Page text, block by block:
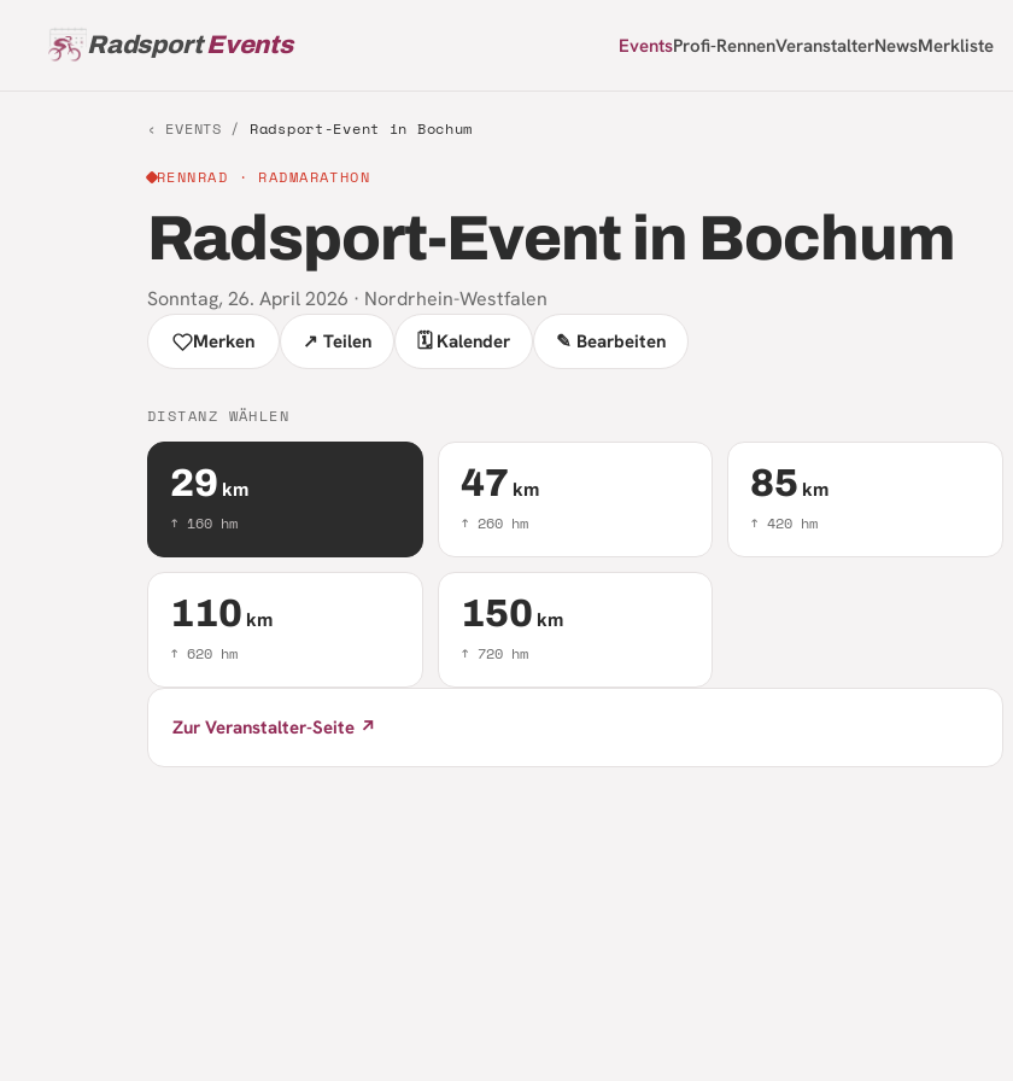
RadsportEvents EventsProfi-RennenVeranstalterNewsMerkliste
‹ EVENTS / Radsport-Event in Bochum
RENNRAD · RADMARATHON
Radsport-Event in Bochum
Sonntag, 26. April 2026 · Nordrhein-Westfalen
Merken ↗ Teilen 🗓 Kalender ✎ Bearbeiten
DISTANZ WÄHLEN
29 km
↑ 160 hm
47 km
↑ 260hm
85 km
↑420 hm
110 km
↑ 620 hm
150 km
↑ 720hm
Zur Veranstalter-Seite ↗